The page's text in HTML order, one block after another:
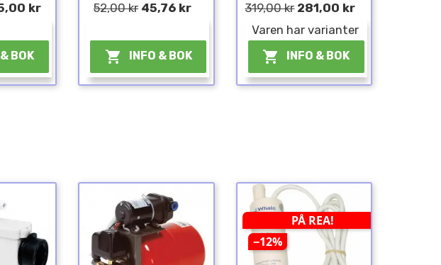
kr
& BOK
52,00 kr 45,76 kr
 INFO & BOK
319,00 kr 281,00 kr
Varen har varianter
 INFO & BOK
PÅ REA!
−12%